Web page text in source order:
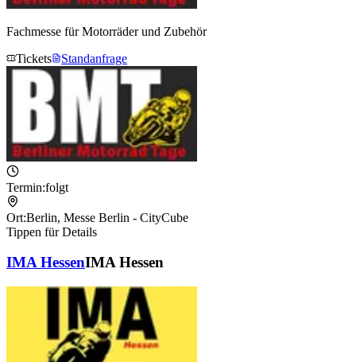
Fachmesse für Motorräder und Zubehör
Tickets
Standanfrage
Termin:folgt
Ort:Berlin, Messe Berlin - CityCube
Tippen für Details
IMA HessenIMA Hessen